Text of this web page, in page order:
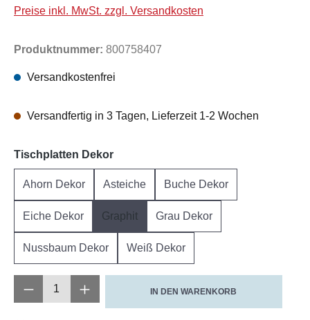
Preise inkl. MwSt. zzgl. Versandkosten
Produktnummer: 800758407
Versandkostenfrei
Versandfertig in 3 Tagen, Lieferzeit 1-2 Wochen
Tischplatten Dekorauswählen
Ahorn Dekor Asteiche Buche Dekor
Eiche Dekor Graphit Grau Dekor
Nussbaum Dekor Weiß Dekor
Produkt Anzahl: Gib den gewünschten
IN DEN WARENKORB